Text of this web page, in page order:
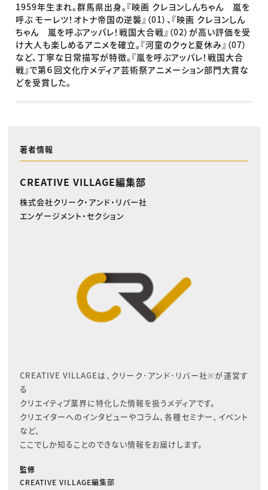
1959年生まれ。群馬県出身。『映画 クレヨンしんちゃん 嵐を
呼ぶ モーレツ！オトナ帝国の逆襲』（01）、『映画 クレヨンしん
ちゃん 嵐を呼ぶアッパレ！戦国大合戦』（02）が高い評価を受
け大人も楽しめるアニメを確立。『河童のクゥと夏休み』（07）
など、丁寧な日常描写が特徴。『嵐を呼ぶアッパレ！戦国大合
戦』で第６回文化庁メディア芸術祭アニメーション部門大賞な
どを受賞した。
著者情報
CREATIVE VILLAGE編集部
株式会社クリーク・アンド・リバー社
エンゲージメント・セクション
CREATIVE VILLAGEは、クリーク･アンド･リバー社※が運営す
る
クリエイティブ業界に特化した情報を扱うメディアです。
クリエイターへのインタビューやコラム、各種セミナー、イベント
など、
ここでしか知ることのできない情報をお届けします。
監修
CREATIVE VILLAGE編集部